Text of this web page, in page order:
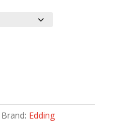
Brand: Edding